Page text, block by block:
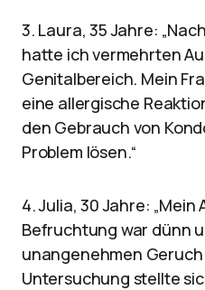
3. Laura, 35 Jahre:
hatte ich vermehrten
Genitalbereich. Mein
eine allergische
den Gebrauch von
Problem lösen.“
4. Julia, 30 Jahre:
Befruchtung war dünn
unangenehmen
Untersuchung stellte